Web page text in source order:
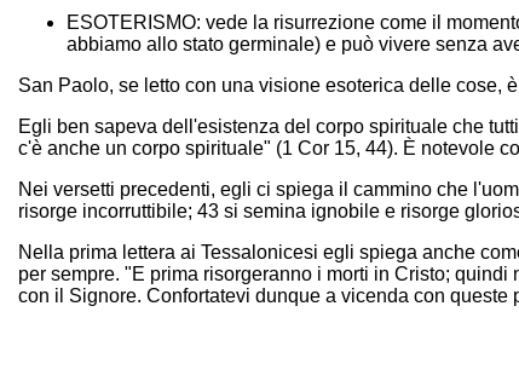
ESOTERISMO: vede la risurrezione come il
abbiamo allo stato germinale) e può vivere senza
San Paolo, se letto con una visione esoterica delle cose,
Egli ben sapeva dell'esistenza del corpo spirituale che
c'è anche un corpo spirituale" (1 Cor 15, 44). È notevole
Nei versetti precedenti, egli ci spiega il cammino che
risorge incorruttibile; 43 si semina ignobile e risorge
Nella prima lettera ai Tessalonicesi egli spiega anche
per sempre. "E prima risorgeranno i morti in Cristo;
con il Signore. Confortatevi dunque a vicenda con queste